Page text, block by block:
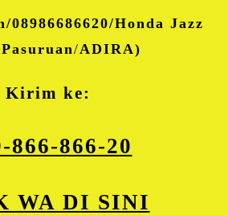
08986686620/Honda Jazz
/ADIRA)
Kirim ke:
866-866-20
WA DI SINI